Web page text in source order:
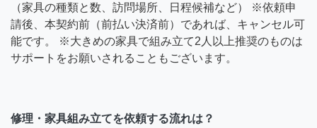
（家具の種類と数、訪問場所、日程候補など） ※依頼申
請後、本契約前（前払い決済前）であれば、キャンセル可
能です。 ※大きめの家具で組み立て2人以上推奨のものは
サポートをお願いされることもございます。
修理・家具組み立てを依頼する流れは？